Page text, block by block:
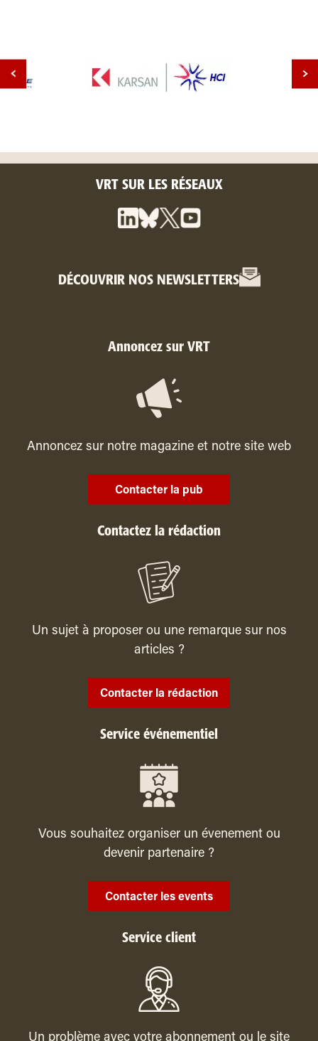
VRT SUR LES RÉSEAUX
DÉCOUVRIR NOS NEWSLETTERS
Annoncez sur VRT
Annoncez sur notre magazine et notre site web
Contacter la pub
Contactez la rédaction
Un sujet à proposer ou une remarque sur nos
articles ?
Contacter la rédaction
Service événementiel
Vous souhaitez organiser un évenement ou
devenir partenaire ?
Contacter les events
Service client
Un problème avec votre abonnement ou le site